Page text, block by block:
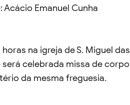
Acácio Emanuel Cunha
na igreja de S. Miguel das
celebrada missa de corpo
da mesma freguesia.